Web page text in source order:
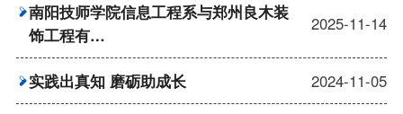
南阳技师学院信息工程系与郑州良木装
饰工程有…
2025-11-14
实践出真知 磨砺助成长 2024-11-05